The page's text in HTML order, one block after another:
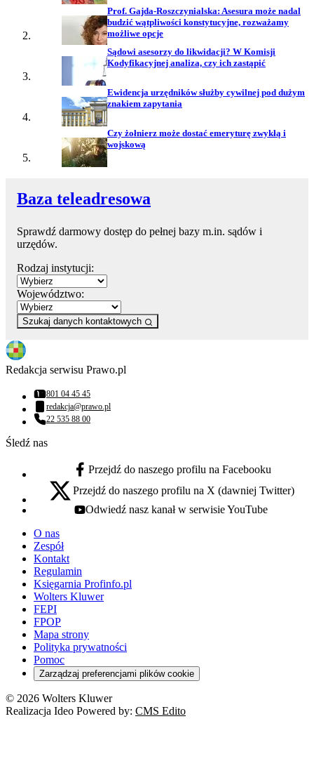
Prof. Gajda-Roszczynialska: Asesura może nadal
budzić wątpliwości konstytucyjne, rozważamy
możliwe opcje
Sądowi asesorzy do likwidacji? W Komisji
Kodyfikacyjnej analiza, czy ich zastąpić
Ewidencja urzędników służby cywilnej pod dużym
znakiem zapytania
Czy żołnierz może dostać emeryturę zwykłą i
wojskową
Baza teleadresowa
Sprawdź darmowy dostęp do pełnej bazy m.in. sądów i
urzędów.
Rodzaj instytucji:
Województwo:
Szukaj danych kontaktowych
Redakcja serwisu Prawo.pl
Numer telefonu:
801 04 45 45
Adres email:
redakcja@prawo.pl
Numer telefonu:
22 535 88 00
Śledź nas
facebook - otwiera się w nowej karcie
Przejdź do naszego profilu na Facebooku
x - otwiera się w nowej karcie
Przejdź do naszego profilu na X (dawniej Twitter)
youtube - otwiera się w nowej karcie
Odwiedź nasz kanał w serwisie YouTube
O nas
Zespół
Kontakt
Regulamin
Księgarnia Profinfo.pl
Wolters Kluwer
FEPI
FPOP
Mapa strony
Polityka prywatności
Pomoc
Zarządzaj preferencjami plików cookie
© 2026 Wolters Kluwer
Realizacja Ideo Powered by: CMS Edito